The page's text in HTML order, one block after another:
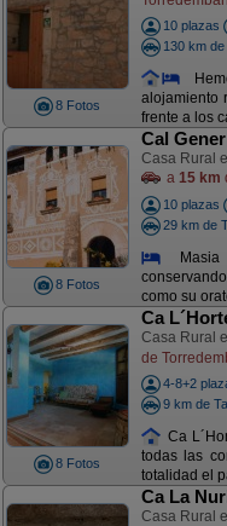
8 Fotos
10 plazas
130 km
alojamiento
frente a los
8 Fotos
Cal Gener
Casa Rural
a 15 km
10 plazas
29 km de
Masia
como su
8 Fotos
Ca
Casa Rural
de
4-8+2
9 km de
Ca
todas las
totalidad el
Ca La
Casa Rural